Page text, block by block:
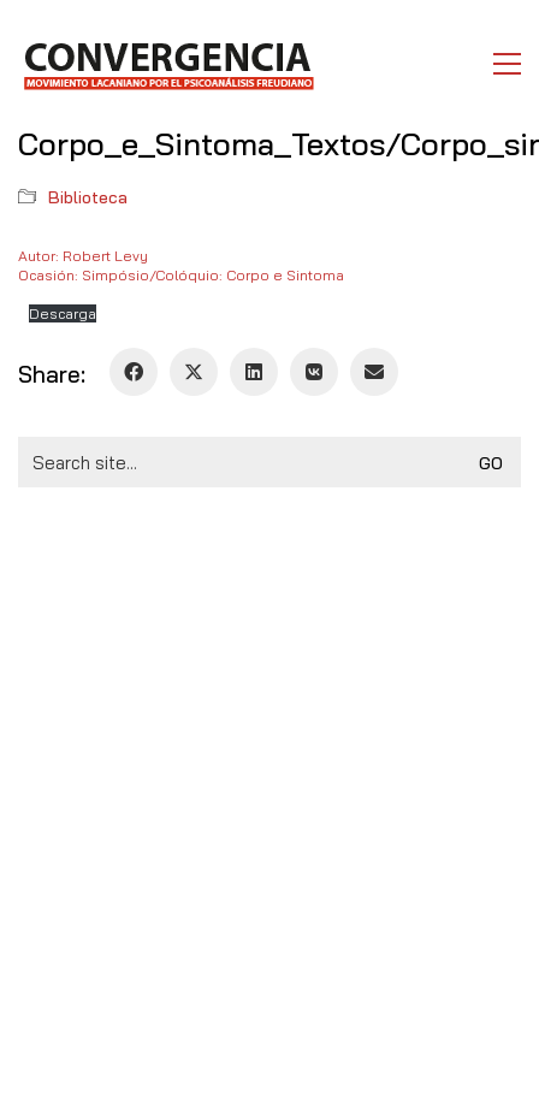
Corpo_e_Sintoma_Textos/
Biblioteca
Autor: Robert Levy
Ocasión: Simpósio/Colóquio: Corpo e Sintoma
Descarga
Share:
for: